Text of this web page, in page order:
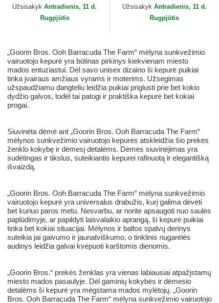
Užsisakyk Antradienis, 11 d.
Rugpjūtis
Užsisakyk Antradienis, 11 d.
Rugpjūtis
„Goorin Bros. Ooh Barracuda The Farm“ mėlyna sunkvežimio
vairuotojo kepurė yra būtinas pirkinys kiekvienam miesto
mados entuziastui. Dėl savo unisex dizaino ši kepurė puikiai
tinka įvairaus amžiaus vyrams ir moterims. Užsegimas
užspaudžiamu dangteliu leidžia puikiai priglusti prie bet kokio
dydžio galvos, todėl tai patogi ir praktiška kepurė bet kokiai
progai.
Siuvinėta dėmė ant „Goorin Bros. Ooh Barracuda The Farm“
mėlynos sunkvežimio vairuotojo kepurės atskleidžia šio prekės
ženklo kokybę ir dėmesį detalėms. Dėmės siuvinėjimas yra
sudėtingas ir tikslus, suteikiantis kepurei rafinuotą ir elegantišką
išvaizdą.
„Goorin Bros. Ooh Barracuda The Farm“ mėlyna sunkvežimio
vairuotojo kepurė yra universalus drabužis, kurį galima dėvėti
bet kuriuo paros metu. Nesvarbu, ar norite apsaugoti nuo saulės
paplūdimyje, ar papildyti laisvalaikio aprangą, ši kepurė puikiai
tinka bet kokiai situacijai. Mėlynos ir baltos spalvų derinys
suteikia jai gaivumo ir jaunatviškumo, o tinklinis nugarėlės
audinys leidžia galvai kvėpuoti karštomis dienomis.
„Goorin Bros.“ prekės ženklas yra vienas labiausiai atpažįstamų
miesto mados pasaulyje. Dėl gaminių kokybės ir dėmesio
detalėms ši kepurė yra mėgstama mados mylėtojų. „Goorin
Bros. Ooh Barracuda The Farm“ mėlyna sunkvežimio vairuotojo